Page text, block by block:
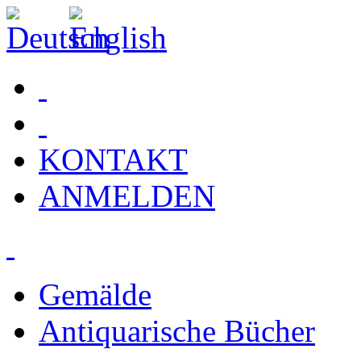
KONTAKT
ANMELDEN
Gemälde
Antiquarische Bücher